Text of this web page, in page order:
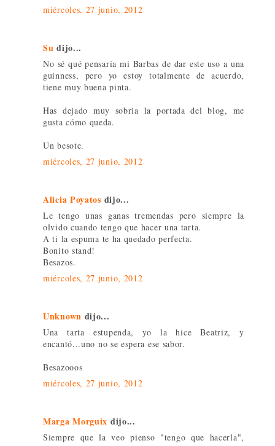
miércoles, 27 junio, 2012
Su dijo...
No sé qué pensaría mi Barbas de dar este uso a una
guinness, pero yo estoy totalmente de acuerdo,
tiene muy buena pinta.
Has dejado muy sobria la portada del blog, me
gusta cómo queda.
Un besote.
miércoles, 27 junio, 2012
Alicia Poyatos dijo...
Le tengo unas ganas tremendas pero siempre la
olvido cuando tengo que hacer una tarta.
A ti la espuma te ha quedado perfecta.
Bonito stand!
Besazos.
miércoles, 27 junio, 2012
Unknown dijo...
Una tarta estupenda, yo la hice Beatriz, y
encantó...uno no se espera ese sabor.
Besazooos
miércoles, 27 junio, 2012
Marga Morguix dijo...
Siempre que la veo pienso "tengo que hacerla",